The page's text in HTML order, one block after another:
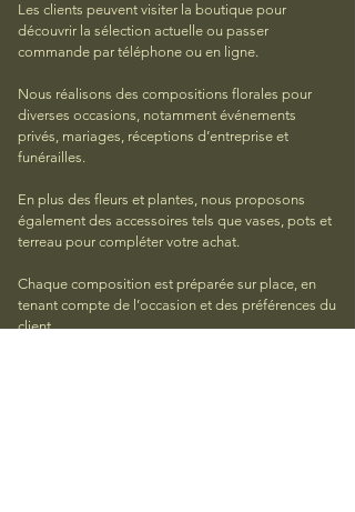
Les clients peuvent visiter la boutique pour
découvrir la sélection actuelle ou passer
commande par téléphone ou en ligne.
Nous réalisons des compositions florales pour
diverses occasions, notamment événements
privés, mariages, réceptions d’entreprise et
funérailles.
En plus des fleurs et plantes, nous proposons
également des accessoires tels que vases, pots et
terreau pour compléter votre achat.
Chaque composition est préparée sur place, en
tenant compte de l’occasion et des préférences du
client.